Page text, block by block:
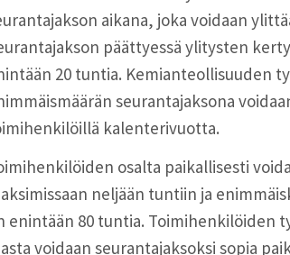
aikana, joka voidaan
päättyessä ylitysten
20 tuntia. Kemianteollisuuden
seurantajaksona
kalenterivuotta.
osalta paikallisesti
neljään tuntiin ja
enintään 80 tuntia. Toimihenkilöiden
voidaan seurantajaksoksi sopia